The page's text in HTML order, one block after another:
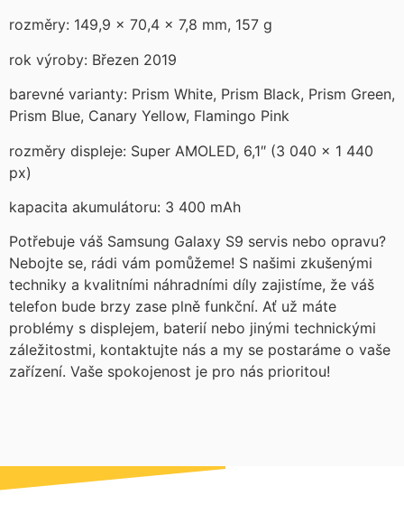
rozměry: 149,9 × 70,4 × 7,8 mm, 157 g
rok výroby: Březen 2019
barevné varianty: Prism White, Prism Black, Prism Green,
Prism Blue, Canary Yellow, Flamingo Pink
rozměry displeje: Super AMOLED, 6,1″ (3 040 × 1 440
px)
kapacita akumulátoru: 3 400 mAh
Potřebuje váš Samsung Galaxy S9 servis nebo opravu?
Nebojte se, rádi vám pomůžeme! S našimi zkušenými
techniky a kvalitními náhradními díly zajistíme, že váš
telefon bude brzy zase plně funkční. Ať už máte
problémy s displejem, baterií nebo jinými technickými
záležitostmi, kontaktujte nás a my se postaráme o vaše
zařízení. Vaše spokojenost je pro nás prioritou!